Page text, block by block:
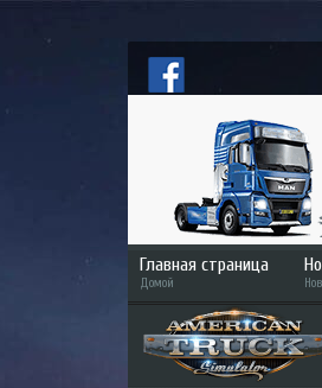
Главная страница
Домой